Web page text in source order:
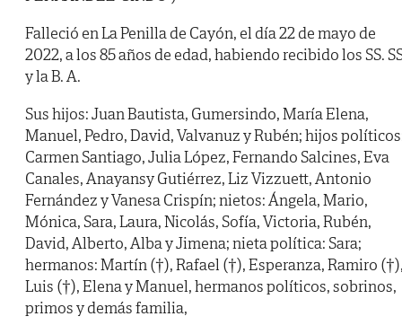
Falleció en La Penilla de Cayón, el día 22 de mayo de
2022, a los 85 años de edad, habiendo recibido los SS.
y la B. A.
Sus hijos: Juan Bautista, Gumersindo, María Elena,
Manuel, Pedro, David, Valvanuz y Rubén; hijos
Carmen Santiago, Julia López, Fernando Salcines, Eva
Canales, Anayansy Gutiérrez, Liz Vizzuett, Antonio
Fernández y Vanesa Crispín; nietos: Ángela, Mario,
Mónica, Sara, Laura, Nicolás, Sofía, Victoria, Rubén,
David, Alberto, Alba y Jimena; nieta política: Sara;
hermanos: Martín (†), Rafael (†), Esperanza, Ramiro
Luis (†), Elena y Manuel, hermanos políticos, sobrinos,
primos y demás familia,